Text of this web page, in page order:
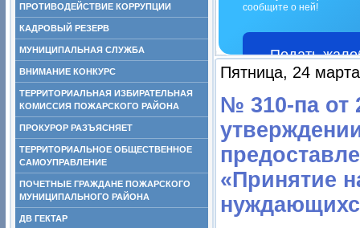
ПРОТИВОДЕЙСТВИЕ КОРРУПЦИИ
КАДРОВЫЙ РЕЗЕРВ
МУНИЦИПАЛЬНАЯ СЛУЖБА
ВНИМАНИЕ КОНКУРС
ТЕРРИТОРИАЛЬНАЯ ИЗБИРАТЕЛЬНАЯ
КОМИССИЯ ПОЖАРСКОГО РАЙОНА
ПРОКУРОР РАЗЪЯСНЯЕТ
ТЕРРИТОРИАЛЬНОЕ ОБЩЕСТВЕННОЕ
САМОУПРАВЛЕНИЕ
ПОЧЕТНЫЕ ГРАЖДАНЕ ПОЖАРСКОГО
МУНИЦИПАЛЬНОГО РАЙОНА
ДВ ГЕКТАР
сообщите о ней!
Подать
Пятница, 24
№ 310-па от
«Принятие